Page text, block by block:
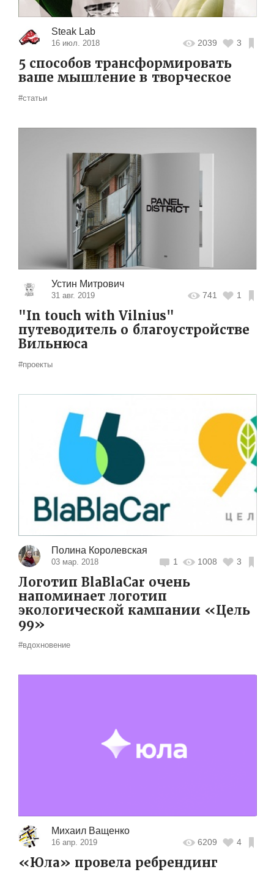
Steak Lab
16 июл. 2018 2039 3
5 способов трансформировать
ваше мышление в творческое
#статьи
Устин Митрович
31 авг. 2019 741 1
"In touch with Vilnius"
путеводитель о благоустройстве
Вильнюса
#проекты
Полина Королевская
03 мар. 2018 1 1008 3
Логотип BlaBlaCar очень
напоминает логотип
экологической кампании «Цель
99»
#вдохновение
Михаил Ващенко
16 апр. 2019 6209 4
«Юла» провела ребрендинг